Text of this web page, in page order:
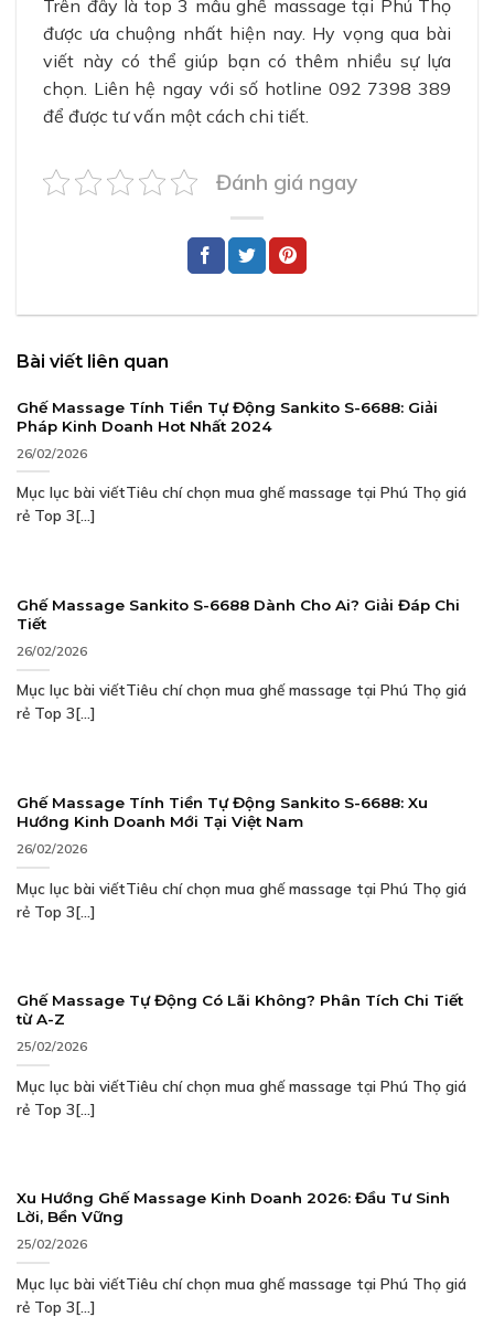
Trên đây là top 3 mẫu ghế massage tại Phú Thọ
được ưa chuộng nhất hiện nay. Hy vọng qua bài
viết này có thể giúp bạn có thêm nhiều sự lựa
chọn. Liên hệ ngay với số hotline 092 7398 389
để được tư vấn một cách chi tiết.
Đánh giá ngay
Bài viết liên quan
Ghế Massage Tính Tiền Tự Động Sankito S-6688: Giải
Pháp Kinh Doanh Hot Nhất 2024
26/02/2026
Mục lục bài viếtTiêu chí chọn mua ghế massage tại Phú Thọ giá
rẻ Top 3[...]
Ghế Massage Sankito S-6688 Dành Cho Ai? Giải Đáp Chi
Tiết
26/02/2026
Mục lục bài viếtTiêu chí chọn mua ghế massage tại Phú Thọ giá
rẻ Top 3[...]
Ghế Massage Tính Tiền Tự Động Sankito S-6688: Xu
Hướng Kinh Doanh Mới Tại Việt Nam
26/02/2026
Mục lục bài viếtTiêu chí chọn mua ghế massage tại Phú Thọ giá
rẻ Top 3[...]
Ghế Massage Tự Động Có Lãi Không? Phân Tích Chi Tiết
từ A-Z
25/02/2026
Mục lục bài viếtTiêu chí chọn mua ghế massage tại Phú Thọ giá
rẻ Top 3[...]
Xu Hướng Ghế Massage Kinh Doanh 2026: Đầu Tư Sinh
Lời, Bền Vững
25/02/2026
Mục lục bài viếtTiêu chí chọn mua ghế massage tại Phú Thọ giá
rẻ Top 3[...]